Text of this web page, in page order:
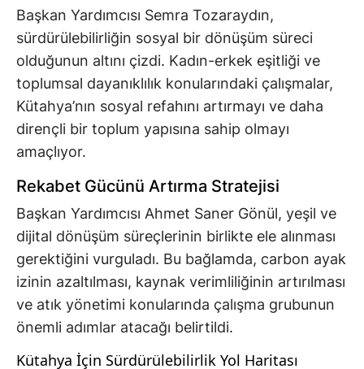
Başkan Yardımcısı Semra Tozaraydın,
sürdürülebilirliğin sosyal bir dönüşüm süreci
olduğunun altını çizdi. Kadın-erkek eşitliği ve
toplumsal dayanıklılık konularındaki çalışmalar,
Kütahya’nın sosyal refahını artırmayı ve daha
dirençli bir toplum yapısına sahip olmayı
amaçlıyor.
Rekabet Gücünü Artırma Stratejisi
Başkan Yardımcısı Ahmet Saner Gönül, yeşil ve
dijital dönüşüm süreçlerinin birlikte ele alınması
gerektiğini vurguladı. Bu bağlamda, carbon ayak
izinin azaltılması, kaynak verimliliğinin artırılması
ve atık yönetimi konularında çalışma grubunun
önemli adımlar atacağı belirtildi.
Kütahya İçin Sürdürülebilirlik Yol Haritası